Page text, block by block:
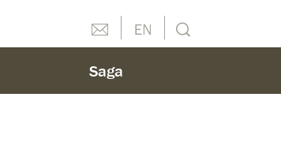
Saga
Hafðu samband
English